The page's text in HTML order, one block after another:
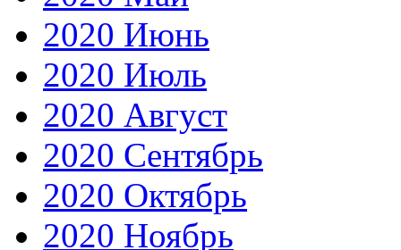
2020 Июнь
2020 Июль
2020 Август
2020 Сентябрь
2020 Октябрь
2020 Ноябрь